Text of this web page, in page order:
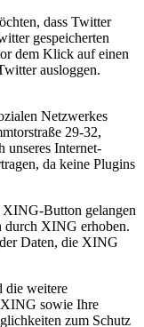
dass Twitter
gespeicherten
dem Klick auf einen
ausloggen.
Netzwerkes
29-32,
unseres Internet-
da keine Plugins
Button gelangen
durch XING erhoben.
Daten, die XING
die weitere
sowie Ihre
zum Schutz